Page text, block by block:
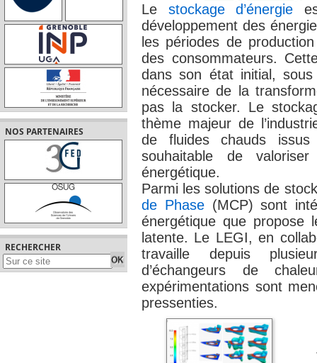
NOS PARTENAIRES
RECHERCHER
Le stockage d’énergie
développement des
les périodes de
des consommateurs.
dans son état initial,
nécessaire de la
pas la stocker. Le
thème majeur de
de fluides chauds
souhaitable de
énergétique.
Parmi les solutions de
de Phase(MCP) sont
énergétique que propose
latente. Le LEGI, en
travaille depuis
d’échangeurs de
expérimentations sont
pressenties.